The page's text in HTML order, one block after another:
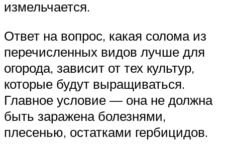
измельчается.
Ответ на вопрос, какая солома из
перечисленных видов лучше для
огорода, зависит от тех культур,
которые будут выращиваться.
Главное условие — она не должна
быть заражена болезнями,
плесенью, остатками гербицидов.